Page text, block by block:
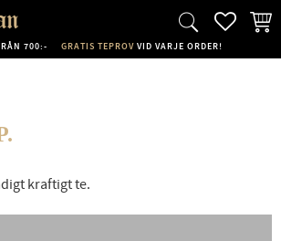
700:- GRATIS TEPROV VID VARJE ORDER!
kraftigt te.